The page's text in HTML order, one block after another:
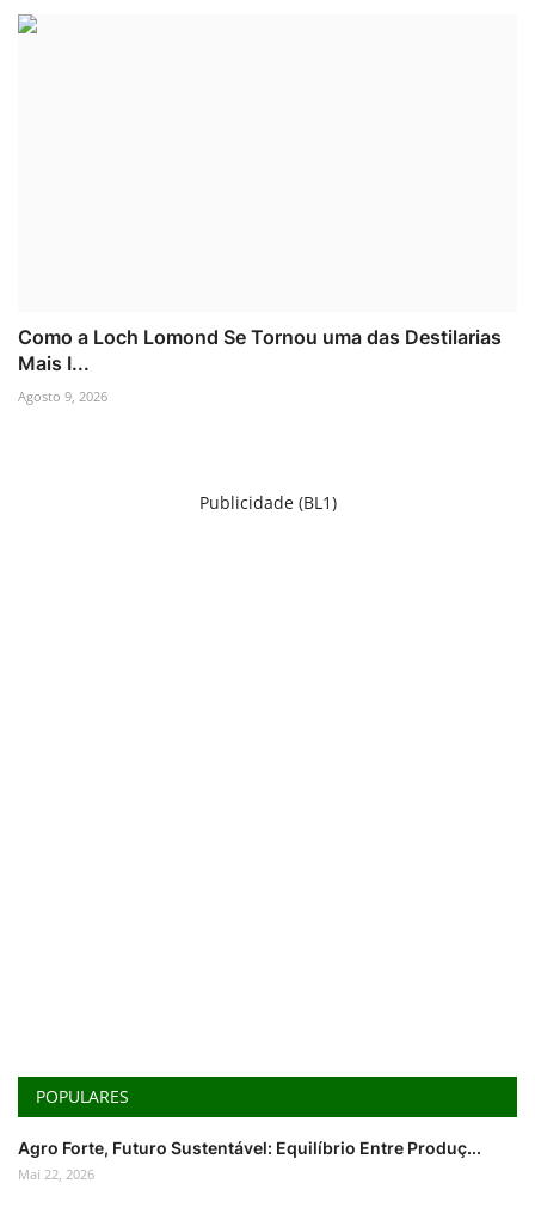
Como a Loch Lomond Se Tornou uma das Destilarias
Mais I...
Agosto 9, 2026
Publicidade (BL1)
POPULARES
Agro Forte, Futuro Sustentável: Equilíbrio Entre Produç...
Mai 22, 2026